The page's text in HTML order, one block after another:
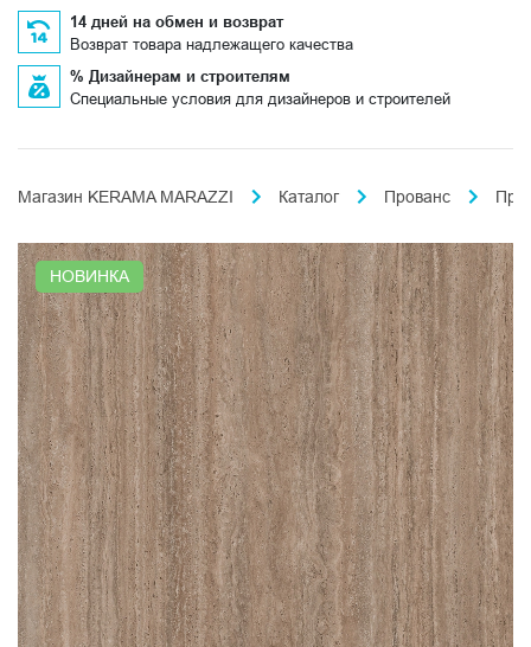
14 дней на обмен и возврат
Возврат товара надлежащего качества
% Дизайнерам и строителям
Специальные условия для дизайнеров и строителей
Магазин KERAMA MARAZZI Каталог Прованс Про
НОВИНКА